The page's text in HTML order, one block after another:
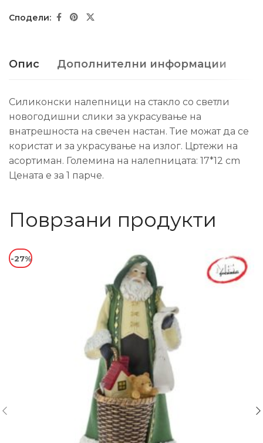
Опис Дополнителни информации
Силиконски налепници на стакло со светли
новогодишни слики за украсување на
внатрешноста на свечен настан. Тие можат да се
користат и за украсување на излог. Цртежи на
асортиман. Големина на налепницата: 17*12 cm
Цената е за 1 парче.
Поврзани продукти
-27%